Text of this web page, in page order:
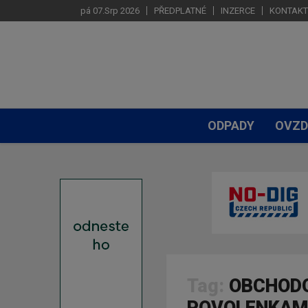
pá 07.Srp 2026 PŘEDPLATNÉ INZERCE KONTAKT
ODPADY